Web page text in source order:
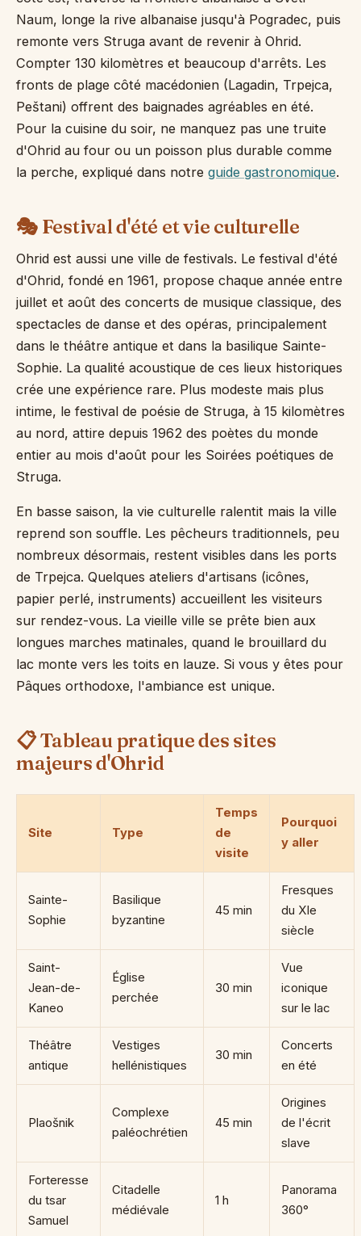
Naum, longe la rive albanaise jusqu'à Pogradec, puis
remonte vers Struga avant de revenir à Ohrid.
Compter 130 kilomètres et beaucoup d'arrêts. Les
fronts de plage côté macédonien (Lagadin, Trpejca,
Peštani) offrent des baignades agréables en été.
Pour la cuisine du soir, ne manquez pas une truite
d'Ohrid au four ou un poisson plus durable comme
la perche, expliqué dans notre guide gastronomique.
🎭 Festival d'été et vie culturelle
Ohrid est aussi une ville de festivals. Le festival d'été
d'Ohrid, fondé en 1961, propose chaque année entre
juillet et août des concerts de musique classique, des
spectacles de danse et des opéras, principalement
dans le théâtre antique et dans la basilique Sainte-
Sophie. La qualité acoustique de ces lieux historiques
crée une expérience rare. Plus modeste mais plus
intime, le festival de poésie de Struga, à 15 kilomètres
au nord, attire depuis 1962 des poètes du monde
entier au mois d'août pour les Soirées poétiques de
Struga.
En basse saison, la vie culturelle ralentit mais la ville
reprend son souffle. Les pêcheurs traditionnels, peu
nombreux désormais, restent visibles dans les ports
de Trpejca. Quelques ateliers d'artisans (icônes,
papier perlé, instruments) accueillent les visiteurs
sur rendez-vous. La vieille ville se prête bien aux
longues marches matinales, quand le brouillard du
lac monte vers les toits en lauze. Si vous y êtes pour
Pâques orthodoxe, l'ambiance est unique.
📋 Tableau pratique des sites
majeurs d'Ohrid
Site Type
Temps
de
visite
Pourquoi
y aller
Sainte-
Sophie
Basilique
byzantine
45 min
Fresques
du XIe
siècle
Saint-
Jean-de-
Kaneo
Église
perchée
30 min
Vue
iconique
sur le lac
Théâtre
antique
Vestiges
hellénistiques
30 min
Concerts
en été
Plaošnik
Complexe
paléochrétien
45 min
Origines
de l'écrit
slave
Forteresse
du tsar
Samuel
Citadelle
médiévale
1 h
Panorama
360°